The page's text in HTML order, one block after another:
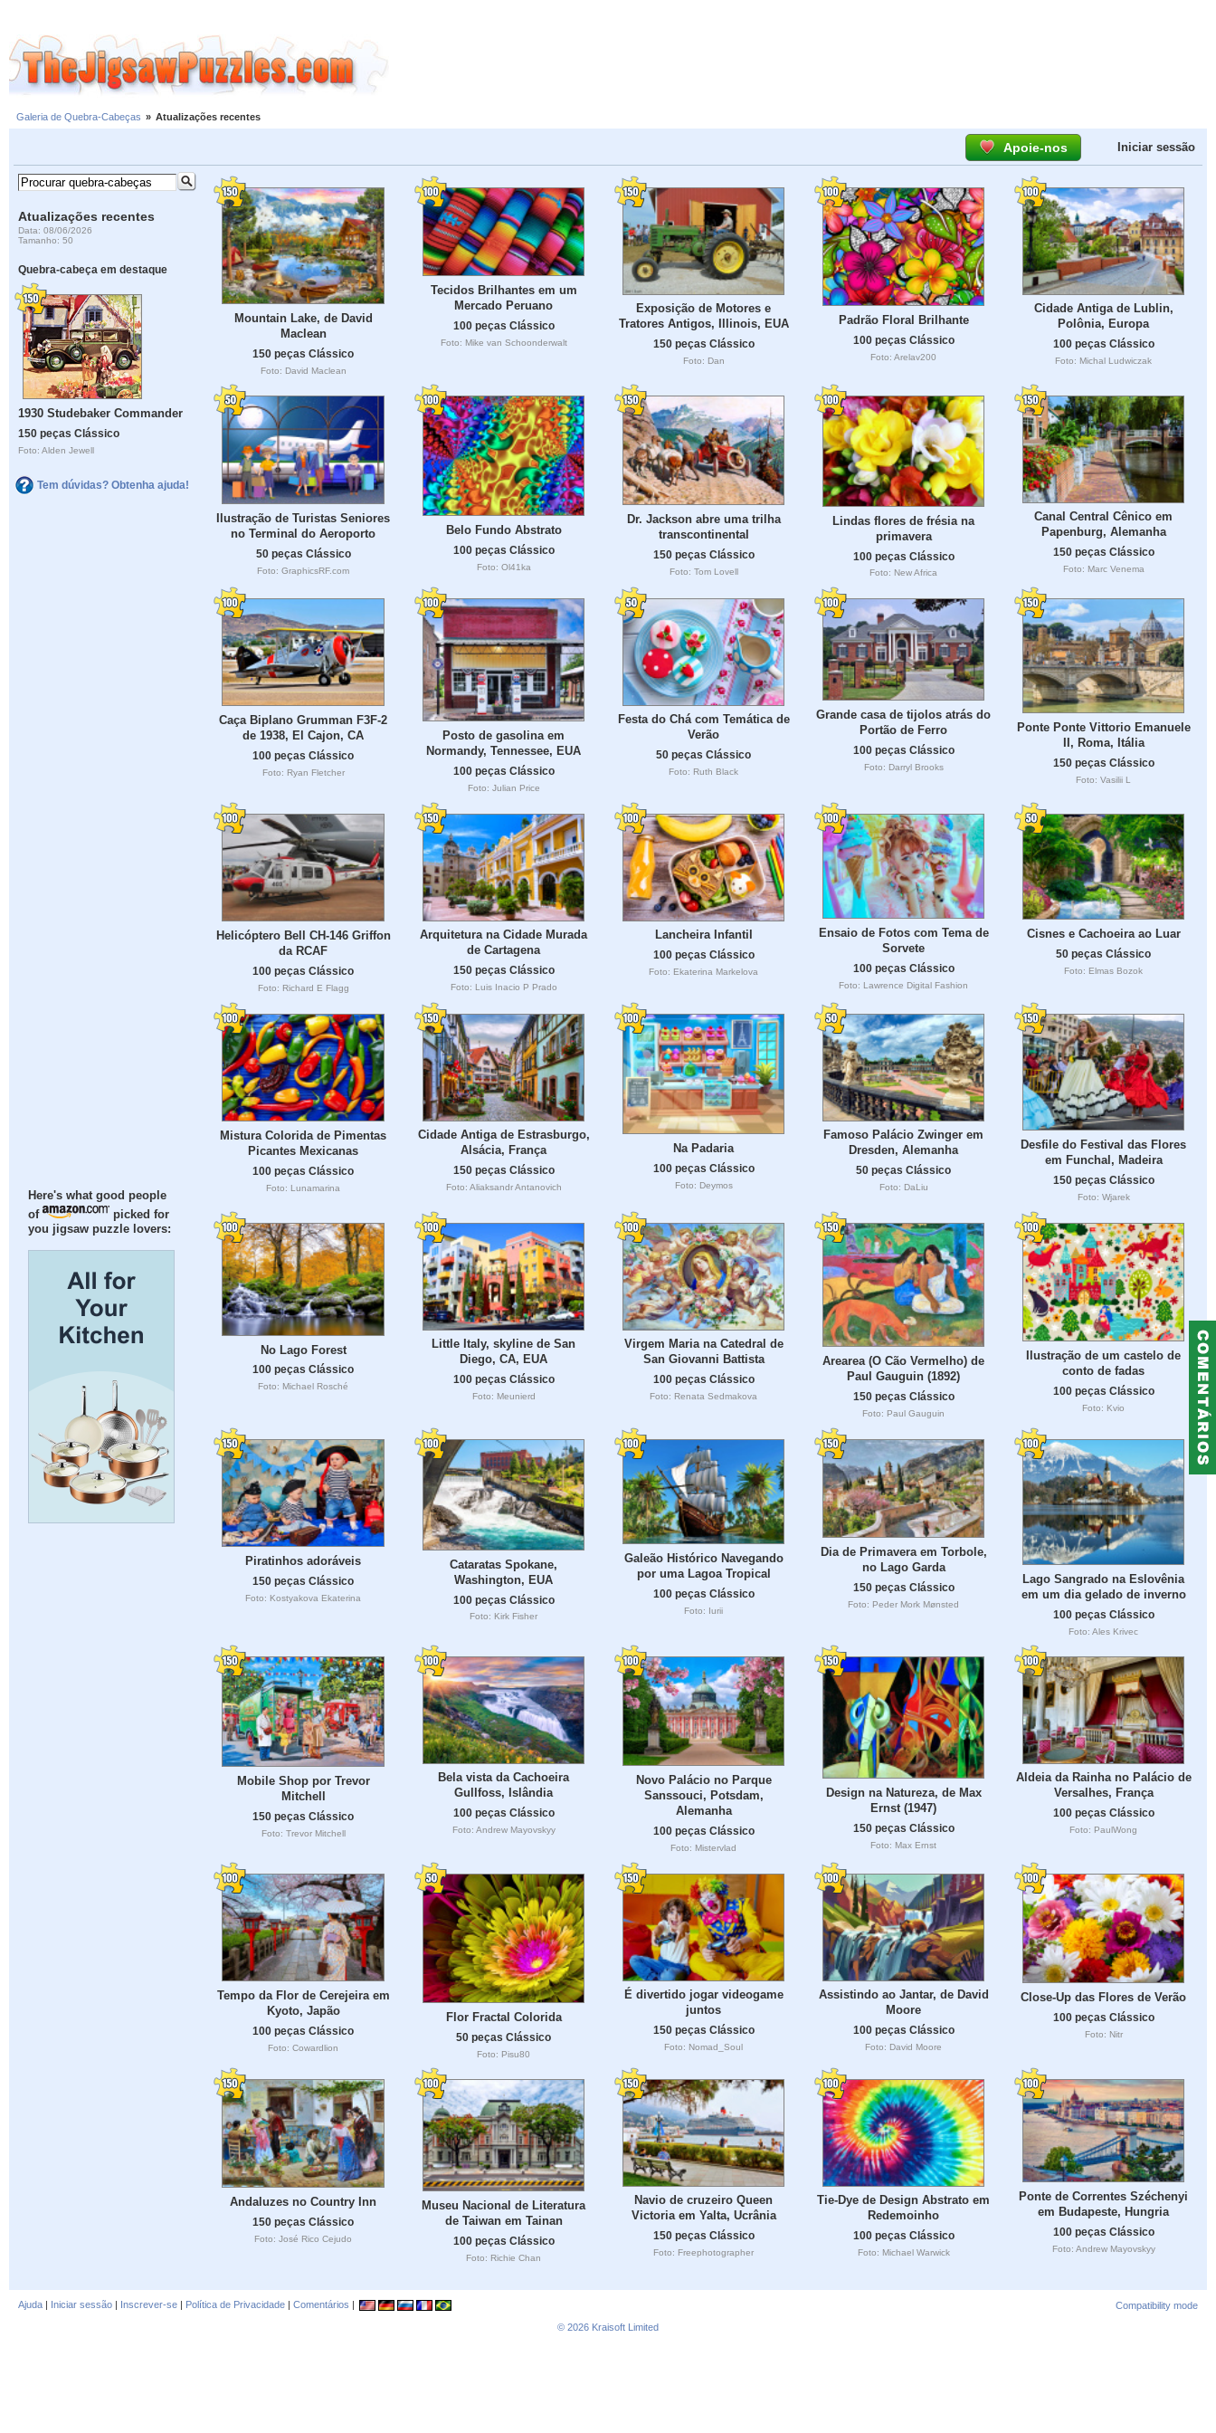
Galeria de Quebra-Cabeças » Atualizações recentes
Apoie-nos Iniciar sessão
Atualizações recentes
Data: 08/06/2026
Tamanho: 50
Quebra-cabeça em destaque
1930 Studebaker Commander
150 peças Clássico
Foto: Alden Jewell
Tem dúvidas? Obtenha ajuda!
Here's what good people
of
picked for
you jigsaw puzzle lovers:
Mountain Lake, de David
Maclean
150 peças Clássico
Foto: David Maclean
Tecidos Brilhantes em um
Mercado Peruano
100 peças Clássico
Foto: Mike van Schoonderwalt
Exposição de Motores e
Tratores Antigos, Illinois, EUA
150 peças Clássico
Foto: Dan
Padrão Floral Brilhante
100 peças Clássico
Foto: Arelav200
Cidade Antiga de Lublin,
Polônia, Europa
100 peças Clássico
Foto: Michal Ludwiczak
Ilustração de Turistas Seniores
no Terminal do Aeroporto
50 peças Clássico
Foto: GraphicsRF.com
Belo Fundo Abstrato
100 peças Clássico
Foto: Ol41ka
Dr. Jackson abre uma trilha
transcontinental
150 peças Clássico
Foto: Tom Lovell
Lindas flores de frésia na
primavera
100 peças Clássico
Foto: New Africa
Canal Central Cênico em
Papenburg, Alemanha
150 peças Clássico
Foto: Marc Venema
Caça Biplano Grumman F3F-2
de 1938, El Cajon, CA
100 peças Clássico
Foto: Ryan Fletcher
Posto de gasolina em
Normandy, Tennessee, EUA
100 peças Clássico
Foto: Julian Price
Festa do Chá com Temática de
Verão
50 peças Clássico
Foto: Ruth Black
Grande casa de tijolos atrás do
Portão de Ferro
100 peças Clássico
Foto: Darryl Brooks
Ponte Ponte Vittorio Emanuele
II, Roma, Itália
150 peças Clássico
Foto: Vasilii L
Helicóptero Bell CH-146 Griffon
da RCAF
100 peças Clássico
Foto: Richard E Flagg
Arquitetura na Cidade Murada
de Cartagena
150 peças Clássico
Foto: Luis Inacio P Prado
Lancheira Infantil
100 peças Clássico
Foto: Ekaterina Markelova
Ensaio de Fotos com Tema de
Sorvete
100 peças Clássico
Foto: Lawrence Digital Fashion
Cisnes e Cachoeira ao Luar
50 peças Clássico
Foto: Elmas Bozok
Mistura Colorida de Pimentas
Picantes Mexicanas
100 peças Clássico
Foto: Lunamarina
Cidade Antiga de Estrasburgo,
Alsácia, França
150 peças Clássico
Foto: Aliaksandr Antanovich
Na Padaria
100 peças Clássico
Foto: Deymos
Famoso Palácio Zwinger em
Dresden, Alemanha
50 peças Clássico
Foto: DaLiu
Desfile do Festival das Flores
em Funchal, Madeira
150 peças Clássico
Foto: Wjarek
No Lago Forest
100 peças Clássico
Foto: Michael Rosché
Little Italy, skyline de San
Diego, CA, EUA
100 peças Clássico
Foto: Meunierd
Virgem Maria na Catedral de
San Giovanni Battista
100 peças Clássico
Foto: Renata Sedmakova
Arearea (O Cão Vermelho) de
Paul Gauguin (1892)
150 peças Clássico
Foto: Paul Gauguin
Ilustração de um castelo de
conto de fadas
100 peças Clássico
Foto: Kvio
Piratinhos adoráveis
150 peças Clássico
Foto: Kostyakova Ekaterina
Cataratas Spokane,
Washington, EUA
100 peças Clássico
Foto: Kirk Fisher
Galeão Histórico Navegando
por uma Lagoa Tropical
100 peças Clássico
Foto: Iurii
Dia de Primavera em Torbole,
no Lago Garda
150 peças Clássico
Foto: Peder Mork Mønsted
Lago Sangrado na Eslovênia
em um dia gelado de inverno
100 peças Clássico
Foto: Ales Krivec
Mobile Shop por Trevor
Mitchell
150 peças Clássico
Foto: Trevor Mitchell
Bela vista da Cachoeira
Gullfoss, Islândia
100 peças Clássico
Foto: Andrew Mayovskyy
Novo Palácio no Parque
Sanssouci, Potsdam,
Alemanha
100 peças Clássico
Foto: Mistervlad
Design na Natureza, de Max
Ernst (1947)
150 peças Clássico
Foto: Max Ernst
Aldeia da Rainha no Palácio de
Versalhes, França
100 peças Clássico
Foto: PaulWong
Tempo da Flor de Cerejeira em
Kyoto, Japão
100 peças Clássico
Foto: Cowardlion
Flor Fractal Colorida
50 peças Clássico
Foto: Pisu80
É divertido jogar videogame
juntos
150 peças Clássico
Foto: Nomad_Soul
Assistindo ao Jantar, de David
Moore
100 peças Clássico
Foto: David Moore
Close-Up das Flores de Verão
100 peças Clássico
Foto: Nitr
Andaluzes no Country Inn
150 peças Clássico
Foto: José Rico Cejudo
Museu Nacional de Literatura
de Taiwan em Tainan
100 peças Clássico
Foto: Richie Chan
Navio de cruzeiro Queen
Victoria em Yalta, Ucrânia
150 peças Clássico
Foto: Freephotographer
Tie-Dye de Design Abstrato em
Redemoinho
100 peças Clássico
Foto: Michael Warwick
Ponte de Correntes Széchenyi
em Budapeste, Hungria
100 peças Clássico
Foto: Andrew Mayovskyy
Ajuda | Iniciar sessão | Inscrever-se | Política de Privacidade | Comentários |
Compatibility mode
© 2026 Kraisoft Limited